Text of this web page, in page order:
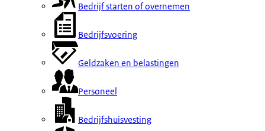
Bedrijf starten of overnemen
Bedrijfsvoering
Geldzaken en belastingen
Personeel
Bedrijfshuisvesting